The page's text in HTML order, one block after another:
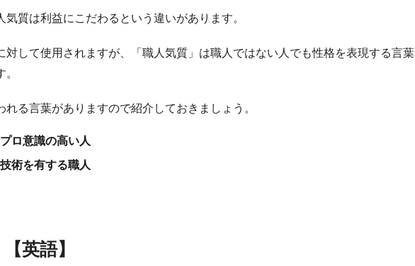
質は利益にこだわるという違いがあります。
対して使用されますが、「職人気質」は職人ではない人でも性格を表現する言葉
る言葉がありますので紹介しておきましょう。
ロ意識の高い人
術を有する職人
英語】